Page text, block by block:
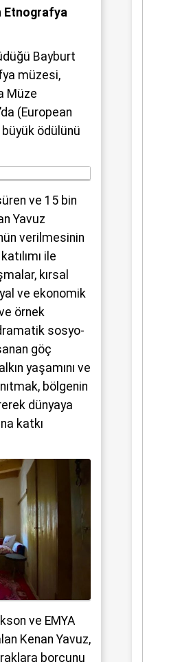
Etnografya
Bayburt
müzesi,
Müze
(European
ödülünü
ve 15 bin
Yavuz
verilmesinin
ile
kırsal
ve ekonomik
örnek
sosyo-
göç
yaşamını ve
bölgenin
dünyaya
katkı
ve EMYA
Kenan Yavuz,
borcunu